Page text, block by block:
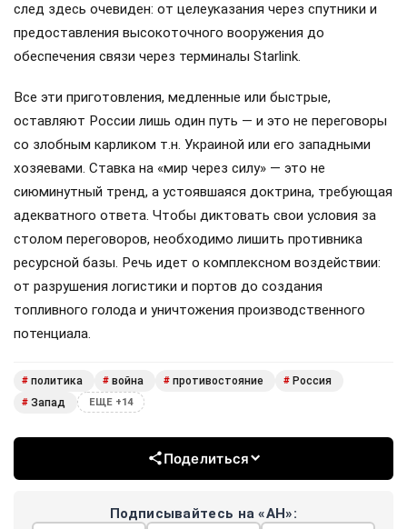
след здесь очевиден: от целеуказания через спутники и
предоставления высокоточного вооружения до
обеспечения связи через терминалы Starlink.
Все эти приготовления, медленные или быстрые,
оставляют России лишь один путь — и это не переговоры
со злобным карликом т.н. Украиной или его западными
хозяевами. Ставка на «мир через силу» — это не
сиюминутный тренд, а устоявшаяся доктрина, требующая
адекватного ответа. Чтобы диктовать свои условия за
столом переговоров, необходимо лишить противника
ресурсной базы. Речь идет о комплексном воздействии:
от разрушения логистики и портов до создания
топливного голода и уничтожения производственного
потенциала.
# политика # война # противостояние # Россия
# Запад ЕЩЕ +14
Поделиться
Подписывайтесь на «АН»: